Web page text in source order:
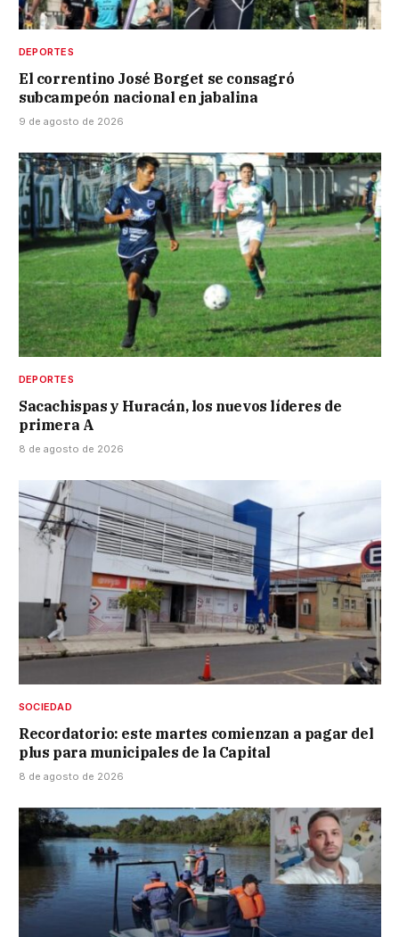
DEPORTES
El correntino José Borget se consagró
subcampeón nacional en jabalina
9 de agosto de 2026
DEPORTES
Sacachispas y Huracán, los nuevos líderes de
primera A
8 de agosto de 2026
SOCIEDAD
Recordatorio: este martes comienzan a pagar del
plus para municipales de la Capital
8 de agosto de 2026